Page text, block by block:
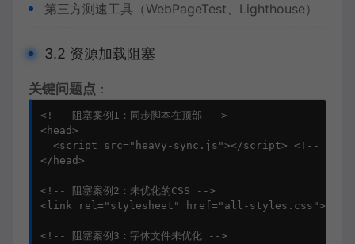
第三方测速工具（WebPageTest、Lighthouse）
3.2 资源加载阻塞
关键问题点 ：
<!-- 阻塞案例1：同步脚本在顶部 -->
< head>
<script src= "heavy-sync.js"></script>
<!-- 阻塞
</ head>
<!-- 阻塞案例2：未优化的CSS -->
< link rel= "stylesheet" href= "all-styles.css">
<!-- 阻塞案例3：字体文件未优化 -->